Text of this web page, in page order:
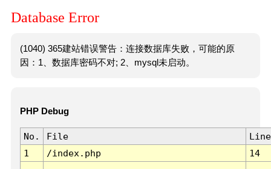
Database Error
(1040) 365建站错误警告：连接数据库失败，可能的原
因：1、数据库密码不对; 2、mysql未启动。
PHP Debug
No. File
Line
1
/index.php 14